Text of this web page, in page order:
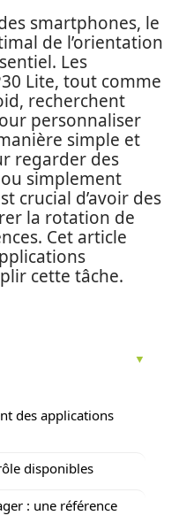
smartphones, le
de l’orientation
Les
Lite, tout comme
recherchent
personnaliser
simple et
regarder des
simplement
crucial d’avoir des
la rotation de
Cet article
cette tâche.
des applications
disponibles
: une référence